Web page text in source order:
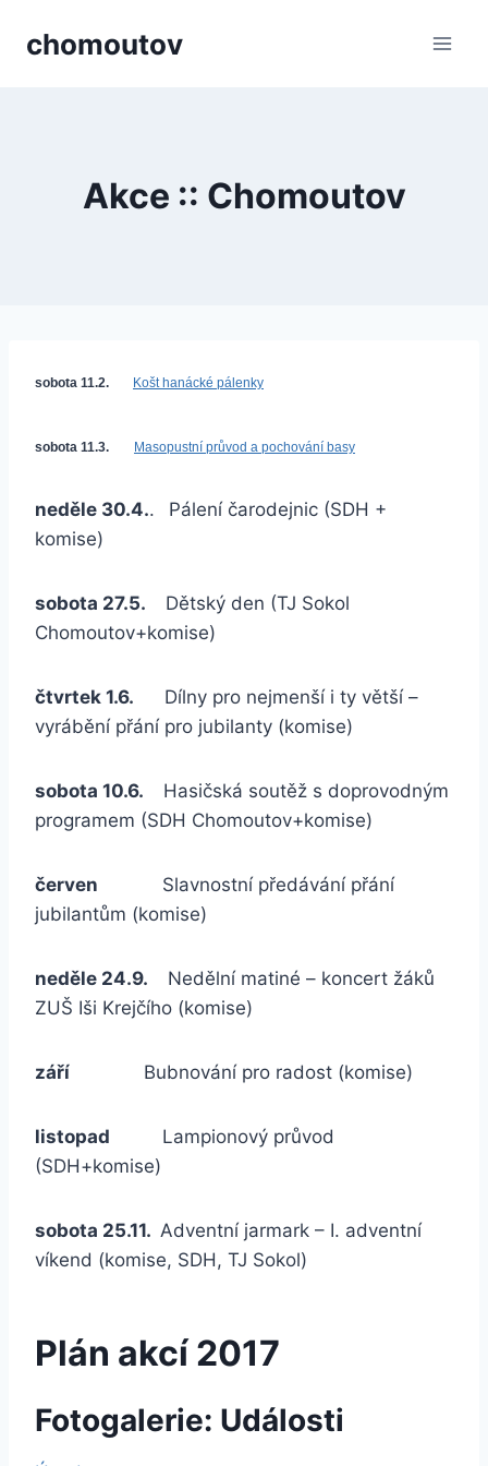
chomoutov
Akce :: Chomoutov
sobota 11.2. Košt hanácké pá lenky
sobota 11.3. Masopustní průvod a pochování basy
neděle 30.4..
Pálení čarodejnic (SDH +
komise)
sobota 27.5.
Dětský den (TJ Sokol
Chomoutov+komise)
čtvrtek 1.6.
Dílny pro nejmenší i ty větší –
vyrábění přání pro jubilanty (komise)
sobota 10.6.
Hasičská soutěž s doprovodným
programem (SDH Chomoutov+komise)
červen
Slavnostní předávání přání
jubilantům (komise)
neděle 24.9.
Nedělní matiné – koncert žáků
ZUŠ Iši Krejčího (komise)
září Bubnování pro radost (komise)
listopad
Lampionový průvod
(SDH+komise)
sobota 25.11. Adventní jarmark – I. adventní
víkend (komise, SDH, TJ Sokol)
Plán akcí 2017
Fotogalerie: Události